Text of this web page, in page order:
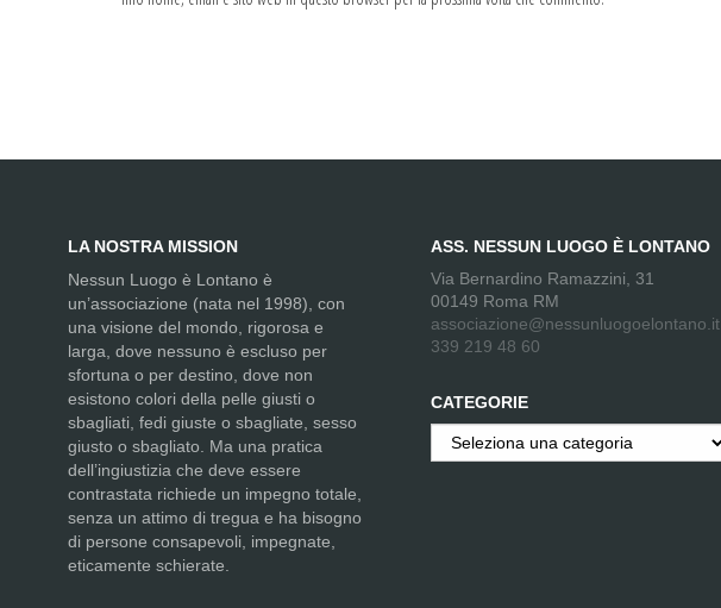
LA NOSTRA MISSION
Nessun Luogo è Lontano è
un’associazione (nata nel 1998), con
una visione del mondo, rigorosa e
larga, dove nessuno è escluso per
sfortuna o per destino, dove non
esistono colori della pelle giusti o
sbagliati, fedi giuste o sbagliate, sesso
giusto o sbagliato. Ma una pratica
dell’ingiustizia che deve essere
contrastata richiede un impegno totale,
senza un attimo di tregua e ha bisogno
di persone consapevoli, impegnate,
eticamente schierate.
ASS. NESSUN LUOGO È LONTANO
Via Bernardino Ramazzini, 31
00149 Roma RM
associazione@nessunluogoelontano.it
339 219 48 60
CATEGORIE
Categorie